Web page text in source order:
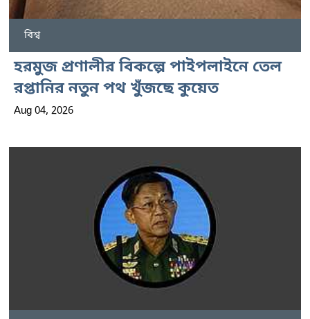
বিশ্ব
হরমুজ প্রণালীর বিকল্পে পাইপলাইনে তেল
রপ্তানির নতুন পথ খুঁজছে কুয়েত
Aug 04, 2026